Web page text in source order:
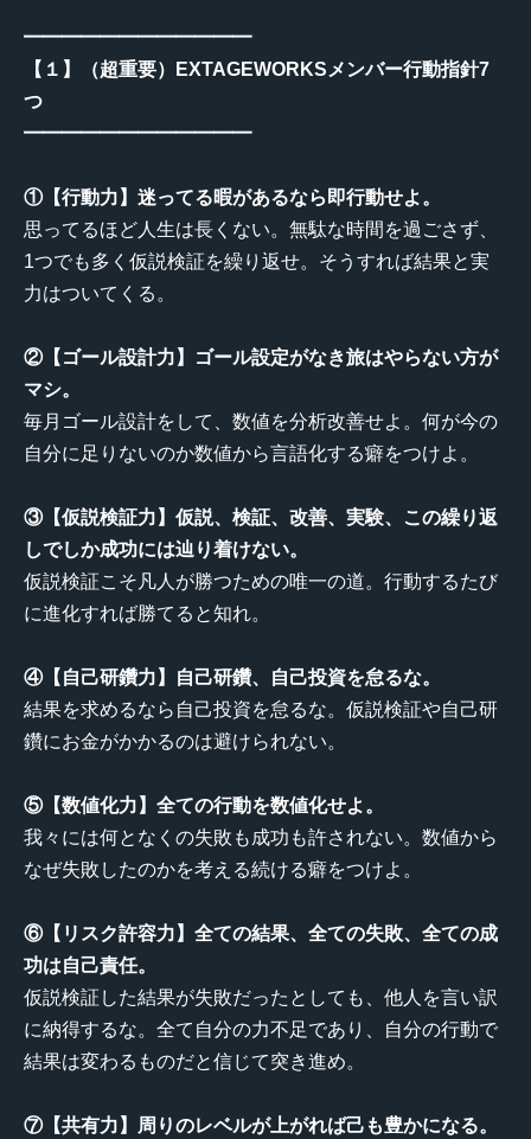
━━━━━━━━━━━━
【１】（超重要）EXTAGEWORKSメンバー行動指針7
つ
━━━━━━━━━━━━
①【行動力】迷ってる暇があるなら即行動せよ。
思ってるほど人生は長くない。無駄な時間を過ごさず、
1つでも多く仮説検証を繰り返せ。そうすれば結果と実
力はついてくる。
②【ゴール設計力】ゴール設定がなき旅はやらない方が
マシ。
毎月ゴール設計をして、数値を分析改善せよ。何が今の
自分に足りないのか数値から言語化する癖をつけよ。
③【仮説検証力】仮説、検証、改善、実験、この繰り返
しでしか成功には辿り着けない。
仮説検証こそ凡人が勝つための唯一の道。行動するたび
に進化すれば勝てると知れ。
④【自己研鑽力】自己研鑽、自己投資を怠るな。
結果を求めるなら自己投資を怠るな。仮説検証や自己研
鑽にお金がかかるのは避けられない。
⑤【数値化力】全ての行動を数値化せよ。
我々には何となくの失敗も成功も許されない。数値から
なぜ失敗したのかを考える続ける癖をつけよ。
⑥【リスク許容力】全ての結果、全ての失敗、全ての成
功は自己責任。
仮説検証した結果が失敗だったとしても、他人を言い訳
に納得するな。全て自分の力不足であり、自分の行動で
結果は変わるものだと信じて突き進め。
⑦【共有力】周りのレベルが上がれば己も豊かになる。